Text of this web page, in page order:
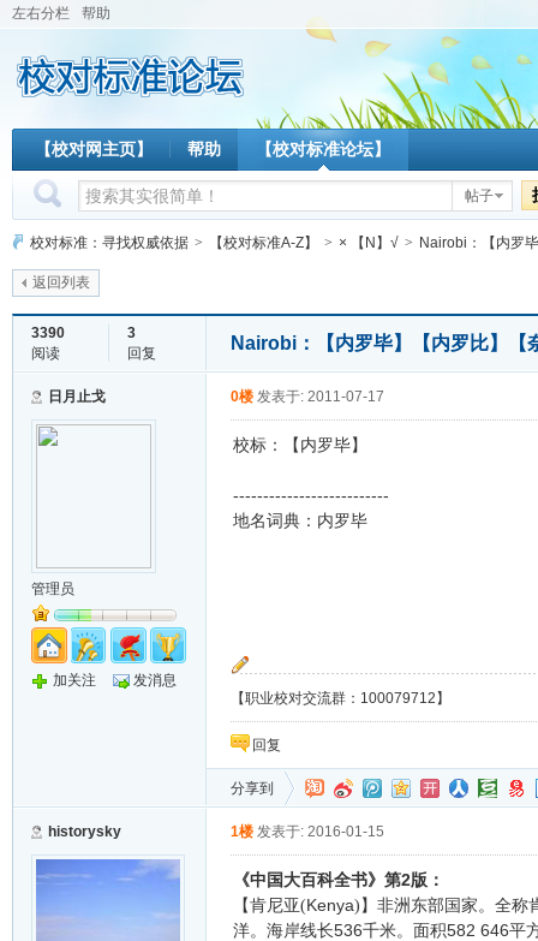
左右分栏 帮助
【校对网主页】 帮助 【校对标准论坛】
帖子
校对标准：寻找权威依据 > 【校对标准A-Z】 > × 【N】√ > Nairobi：【内罗
返回列表
3390
阅读
3
回复
Nairobi：【内罗毕】【内罗比】【
日月止戈
管理员
加关注 发消息
0楼 发表于: 2011-07-17
校标：【内罗毕】
--------------------------
地名词典：内罗毕
【职业校对交流群：100079712】
回复
分享到
historysky 1楼 发表于: 2016-01-15
《中国大百科全书》第2版：
【肯尼亚(Kenya)】非洲东部国家。全称
洋。海岸线长536千米。面积582 646平